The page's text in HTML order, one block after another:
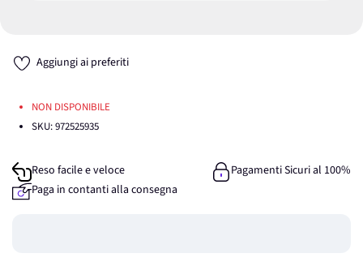
Aggiungi ai preferiti
NON DISPONIBILE
SKU:972525935
Reso facile e veloce
Pagamenti Sicuri al 100%
Paga in contanti alla consegna